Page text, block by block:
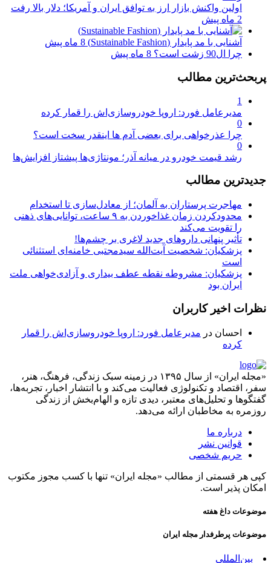
اولین واکنش بازار ارز به توافق ایران و آمریکا؛ دلار بالا رفت
2 ماه پیش
آشنایی با مد پایدار (Sustainable Fashion)
8 ماه پیش
چرا ال90 زشت است؟
8 ماه پیش
پربحث‌ترین مطالب
1
مدیرعامل فورد: اروپا خودروسازی‌اش را قمار کرده
0
چرا عذرخواهی برای بعضی آدم ها اینقدر سخت است؟
0
رشد قیمت خودرو در میانه آذر؛ مونتاژی‌ها پیشتاز افزایش‌ها
جدیدترین مطالب
مهاجرت پرستاران به آلمان؛ از معادل‌سازی تا استخدام
محدودکردن زمان غذاخوردن به ۹ ساعت، توانایی‌های ذهنی
را تقویت می‌کند
تأثیر پنهانی داروهای جدید لاغری بر چشم‌ها!
پزشکیان: شخصیت آیت‌الله سیدمجتبی خامنه‌ای استثنائی
است
پزشکیان: مشروطه نقطه عطف بیداری و آزادی‌خواهی ملت
ایران بود
نظرات اخیر کاربران
احسان در مدیرعامل فورد: اروپا خودروسازی‌اش را قمار
کرده
«مجله ایران» از سال ۱۳۹۵ در زمینه سبک زندگی، فرهنگ، هنر،
سفر، اقتصاد و تکنولوژی فعالیت می‌کند و با انتشار اخبار، تجربه‌ها،
گفتگوها و تحلیل‌های معتبر، دیدی تازه و الهام‌بخش از زندگی
روزمره به مخاطبان ارائه می‌دهد.
درباره ما
قوانین نشر
حریم شخصی
کپی هر قسمتی از مطالب «مجله ایران» تنها با کسب مجوز مکتوب
امکان پذیر است.
موضوعات داغ هفته
موضوعات پرطرفدار مجله ایران
بین‌المللی